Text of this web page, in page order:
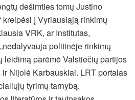
dešimties tomų Justino
kreipėsi į Vyriausiąją rinkimų
VRK, ar Institutas,
politinėje rinkimų
leidimą parėmė Valstiečių partijos
Nijolė Karbauskiai. LRT portalas
tyrimų tarnybą,